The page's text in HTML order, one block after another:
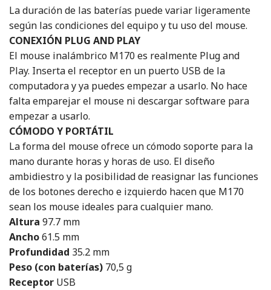
La duración de las baterías puede variar ligeramente
según las condiciones del equipo y tu uso del mouse.
CONEXIÓN PLUG AND PLAY
El mouse inalámbrico M170 es realmente Plug and
Play. Inserta el receptor en un puerto USB de la
computadora y ya puedes empezar a usarlo. No hace
falta emparejar el mouse ni descargar software para
empezar a usarlo.
CÓMODO Y PORTÁTIL
La forma del mouse ofrece un cómodo soporte para la
mano durante horas y horas de uso. El diseño
ambidiestro y la posibilidad de reasignar las funciones
de los botones derecho e izquierdo hacen que M170
sean los mouse ideales para cualquier mano.
Altura 97.7 mm
Ancho61.5 mm
Profundidad 35.2 mm
Peso (con baterías) 70,5 g
Receptor USB